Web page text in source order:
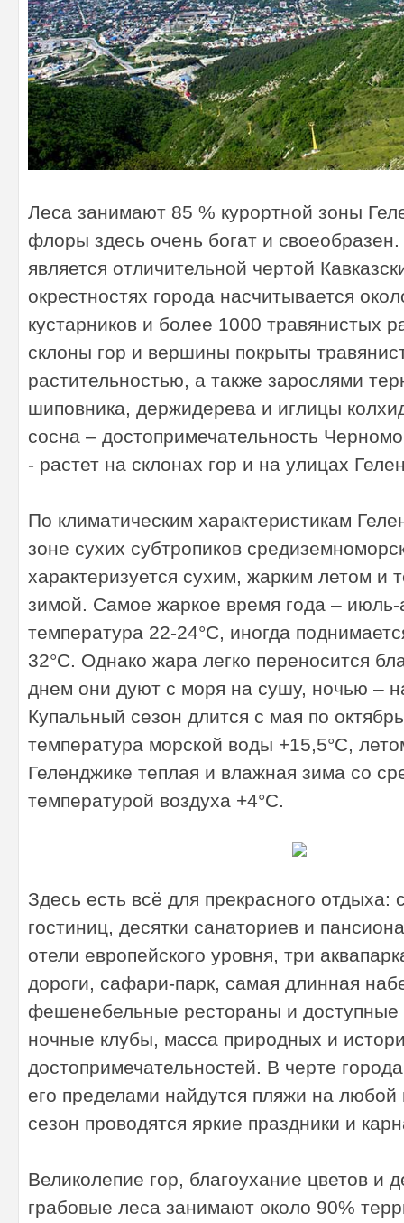
х
Леса занимают 85 % курортной зоны
флоры здесь очень богат и своеобразен.
является отличительной чертой
окрестностях города насчитывается
кустарников и более 1000 травянистых
склоны гор и вершины покрыты
растительностью, а также зарослями
шиповника, держидерева и иглицы
сосна – достопримечательность
- растет на склонах гор и на улицах
По климатическим характеристикам
зоне сухих субтропиков
характеризуется сухим, жарким летом и
зимой. Самое жаркое время года – июль-
температура 22-24°С, иногда
32°С. Однако жара легко переносится
днем они дуют с моря на сушу, ночью –
Купальный сезон длится с мая по
температура морской воды +15,5°С,
Геленджике теплая и влажная зима со
температурой воздуха +4°С.
Здесь есть всё для прекрасного отдыха:
гостиниц, десятки санаториев и
отели европейского уровня, три
дороги, сафари-парк, самая длинная
фешенебельные рестораны и доступные
ночные клубы, масса природных и
достопримечательностей. В черте
его пределами найдутся пляжи на любой
сезон проводятся яркие праздники и
Великолепие гор, благоухание цветов и
грабовые леса занимают около 90%